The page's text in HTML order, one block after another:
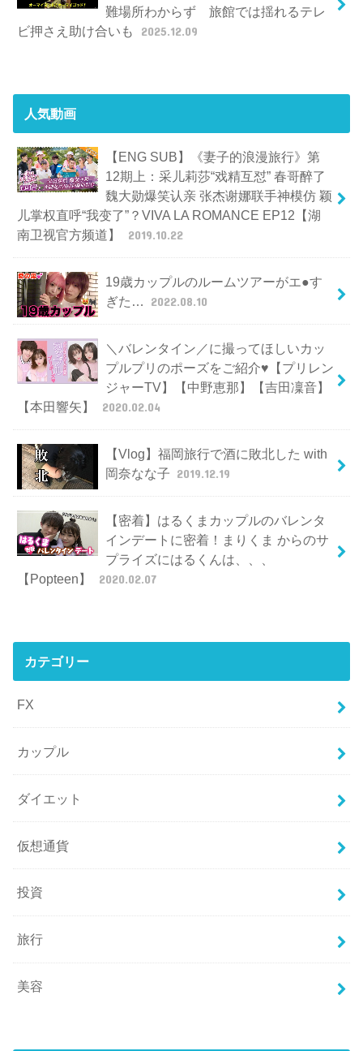
難場所わからず 旅館では揺れるテレ
ビ押さえ助け合いも
2025.12.09
人気動画
【ENG SUB】《妻子的浪漫旅行》第
12期上：采儿莉莎“戏精互怼” 春哥醉了
魏大勋爆笑认亲 张杰谢娜联手神模仿 颖
儿掌权直呼“我变了”？VIVA LA ROMANCE EP12【湖
南卫视官方频道】
2019.10.22
19歳カップルのルームツアーがエ●す
ぎた…
2022.08.10
＼バレンタイン／に撮ってほしいカッ
プルプリのポーズをご紹介♥【プリレン
ジャーTV】【中野恵那】【吉田凜音】
【本田響矢】
2020.02.04
【Vlog】福岡旅行で酒に敗北した with
岡奈なな子 2019.12.19
【密着】はるくまカップルのバレンタ
インデートに密着！まりくま からのサ
プライズにはるくんは、、、
【Popteen】
2020.02.07
カテゴリー
FX
カップル
ダイエット
仮想通貨
投資
旅行
美容